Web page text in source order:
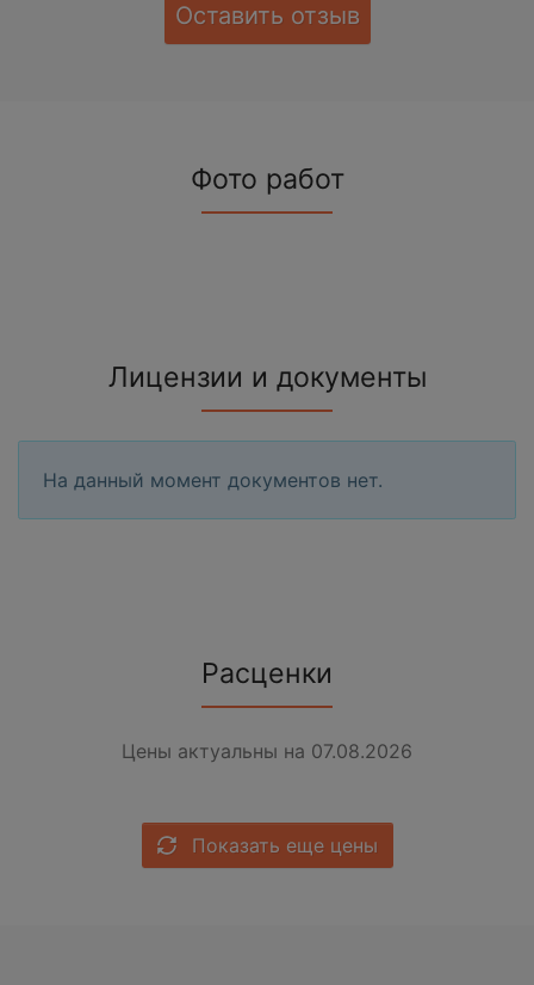
Оставить отзыв
Фото работ
Лицензии и документы
На данный момент документов нет.
Расценки
Цены актуальны на 07.08.2026
Показать еще цены